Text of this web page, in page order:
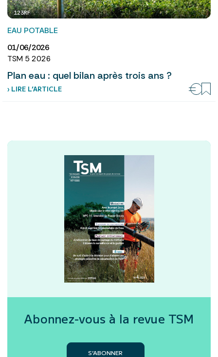
123RF
EAU POTABLE
01/06/2026
TSM 5 2026
Plan eau : quel bilan après trois ans ?
› LIRE L’ARTICLE
Abonnez-vous à la revue TSM
S’ABONNER